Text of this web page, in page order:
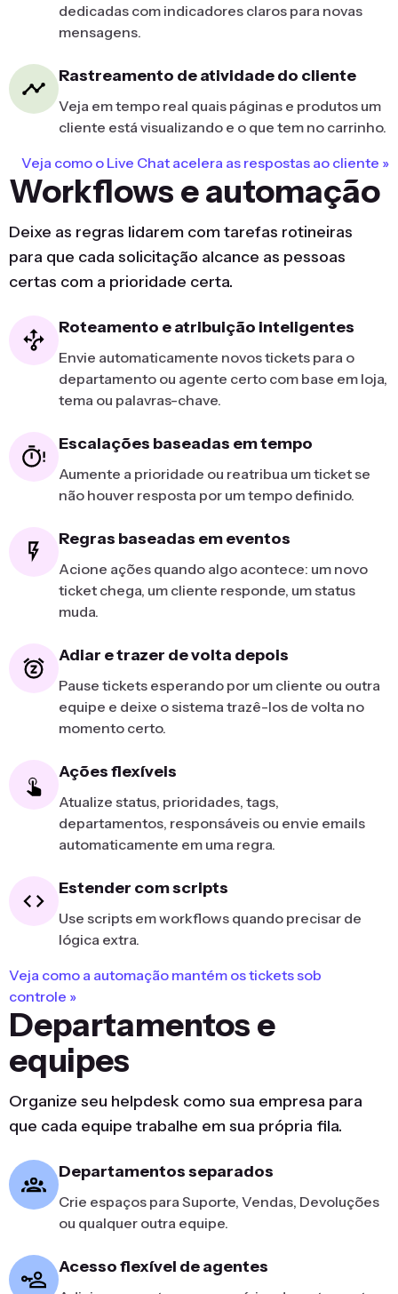
dedicadas com indicadores claros para novas
mensagens.
Rastreamento de atividade do cliente
Veja em tempo real quais páginas e produtos um
cliente está visualizando e o que tem no carrinho.
Veja como o Live Chat acelera as respostas ao cliente »
Workflows e automação
Deixe as regras lidarem com tarefas rotineiras
para que cada solicitação alcance as pessoas
certas com a prioridade certa.
Roteamento e atribuição inteligentes
Envie automaticamente novos tickets para o
departamento ou agente certo com base em loja,
tema ou palavras-chave.
Escalações baseadas em tempo
Aumente a prioridade ou reatribua um ticket se
não houver resposta por um tempo definido.
Regras baseadas em eventos
Acione ações quando algo acontece: um novo
ticket chega, um cliente responde, um status
muda.
Adiar e trazer de volta depois
Pause tickets esperando por um cliente ou outra
equipe e deixe o sistema trazê-los de volta no
momento certo.
Ações flexíveis
Atualize status, prioridades, tags,
departamentos, responsáveis ou envie emails
automaticamente em uma regra.
Estender com scripts
Use scripts em workflows quando precisar de
lógica extra.
Veja como a automação mantém os tickets sob
controle »
Departamentos e
equipes
Organize seu helpdesk como sua empresa para
que cada equipe trabalhe em sua própria fila.
Departamentos separados
Crie espaços para Suporte, Vendas, Devoluções
ou qualquer outra equipe.
Acesso flexível de agentes